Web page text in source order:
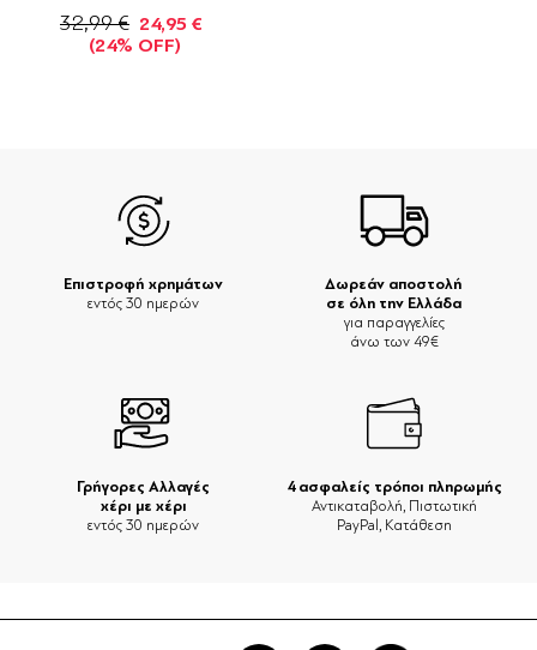
32,99 € 24,95 €
(24% OFF)
Δωρεάν αποστολή
σε όλη την Ελλάδα
για παραγγελίες
άνω των 49€
Επιστροφή χρημάτων
εντός 30 ημερών
Γρήγορες Αλλαγές
χέρι με χέρι
εντός 30 ημερών
4 ασφαλείς τρόποι πληρωμής
Αντικαταβολή, Πιστωτική
PayPal, Κατάθεση